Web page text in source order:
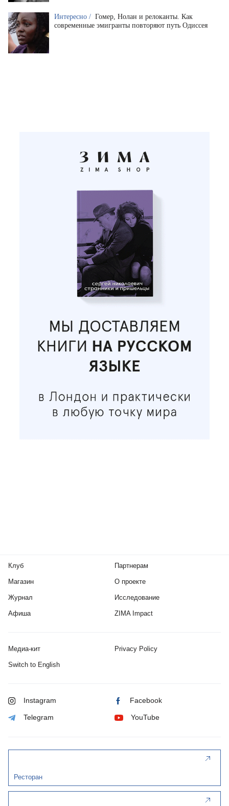
Интересно / Гомер, Нолан и релоканты. Как
современные эмигранты повторяют путь Одиссея
Клуб
Магазин
Журнал
Афиша
Партнерам
О проекте
Исследование
ZIMA Impact
Медиа-кит Privacy Policy
Switch to English
Instagram Facebook
Telegram YouTube
Ресторан